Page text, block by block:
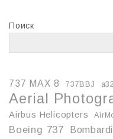
Поиск
737 MAX 8 737BBJ
Aerial
Airbus Helicopters
Boeing 737